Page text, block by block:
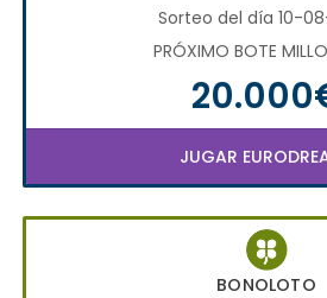
Sorteo del día 10-
PRÓXIMO BOTE
JUGAR
BONOLOTO